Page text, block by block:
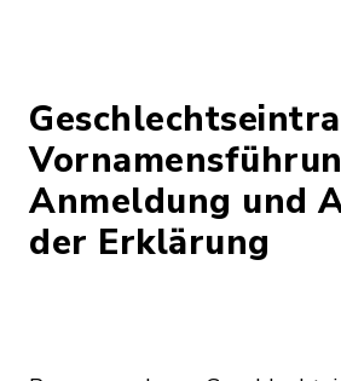
Anmeldung und
der Erklärung